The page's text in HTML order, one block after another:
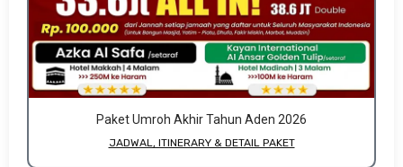
Paket Umroh Akhir Tahun Aden 2026
JADWAL, ITINERARY & DETAIL PAKET